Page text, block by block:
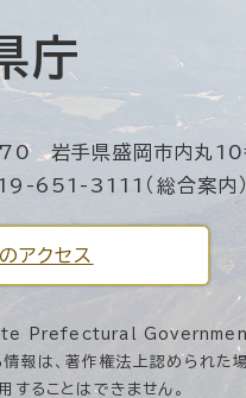
庁
岩手県盛岡市内丸10
651-3111（総合案内）
アクセス
Prefectural
報は、著作権法上認められた場
することはできません。